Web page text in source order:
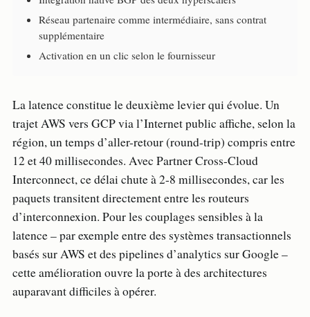
Réseau partenaire comme intermédiaire, sans contrat
supplémentaire
Activation en un clic selon le fournisseur
La latence constitue le deuxième levier qui évolue. Un
trajet AWS vers GCP via l’Internet public affiche, selon la
région, un temps d’aller-retour (round-trip) compris entre
12 et 40 millisecondes. Avec Partner Cross-Cloud
Interconnect, ce délai chute à 2-8 millisecondes, car les
paquets transitent directement entre les routeurs
d’interconnexion. Pour les couplages sensibles à la
latence – par exemple entre des systèmes transactionnels
basés sur AWS et des pipelines d’analytics sur Google –
cette amélioration ouvre la porte à des architectures
auparavant difficiles à opérer.